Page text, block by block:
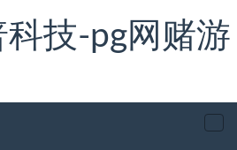
科技-pg网赌游